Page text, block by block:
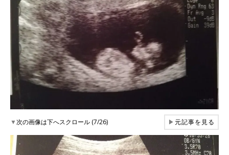
▼次の画像は下へスクロール (7/26) ▶元記事を見る